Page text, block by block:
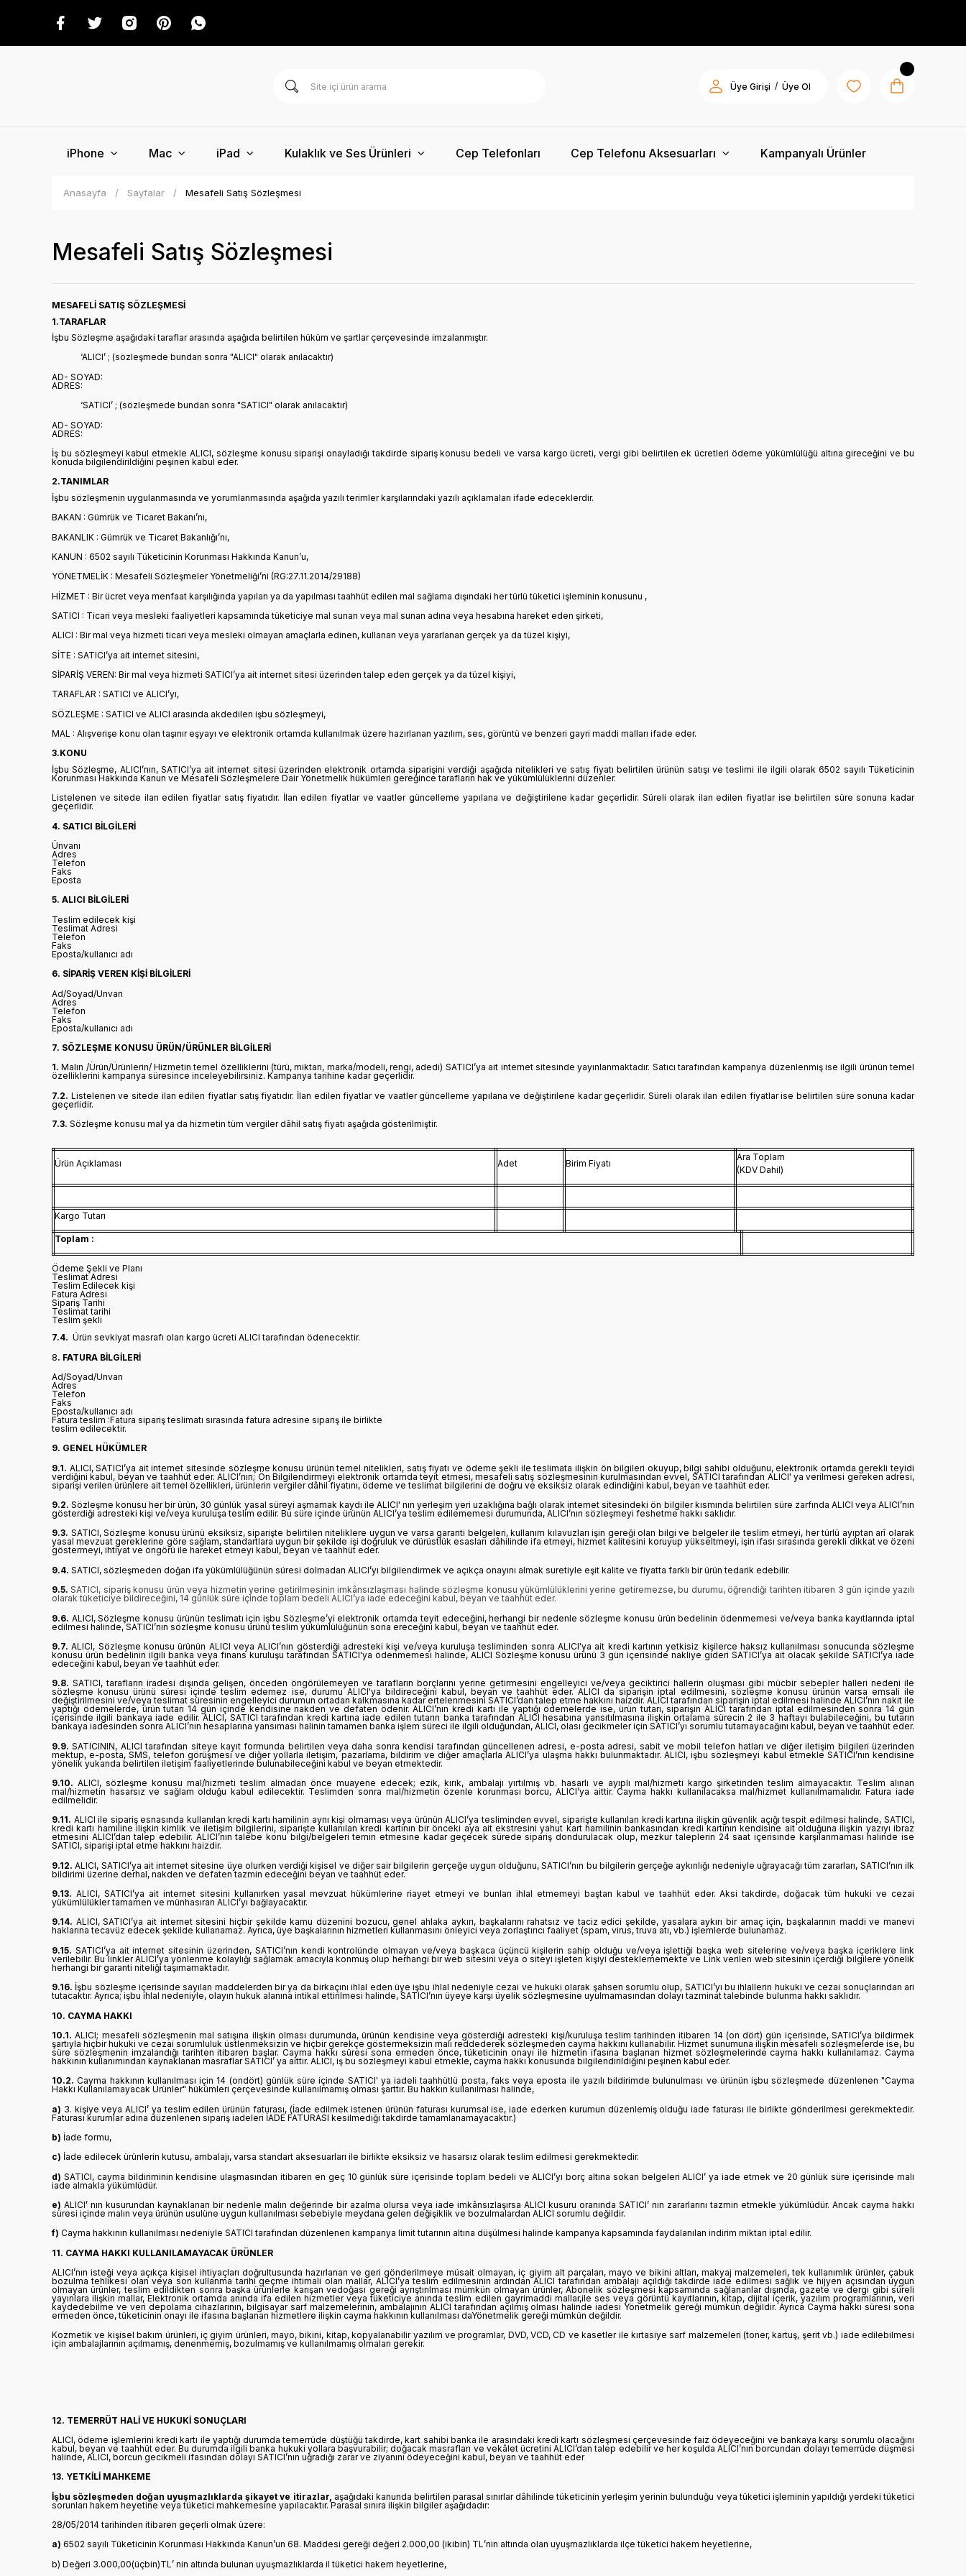
Üye Girişi / Üye Ol
iPhone Mac iPad Kulaklık ve Ses Ürünleri Cep Telefonları Cep Telefonu Aksesuarları Kampanyalı Ürünler
Anasayfa Sayfalar Mesafeli Satış Sözleşmesi
Mesafeli Satış Sözleşmesi
MESAFELİ SATIŞ SÖZLEŞMESİ
1.TARAFLAR
İşbu Sözleşme aşağıdaki taraflar arasında aşağıda belirtilen hüküm ve şartlar çerçevesinde imzalanmıştır.
‘ALICI’ ; (sözleşmede bundan sonra "ALICI" olarak anılacaktır)
AD- SOYAD:
ADRES:
‘SATICI’ ; (sözleşmede bundan sonra "SATICI" olarak anılacaktır)
AD- SOYAD:
ADRES:
İş bu sözleşmeyi kabul etmekle ALICI, sözleşme konusu siparişi onayladığı takdirde sipariş konusu bedeli ve varsa kargo ücreti, vergi gibi belirtilen ek ücretleri ödeme yükümlülüğü altına gireceğini ve bu
konuda bilgilendirildiğini peşinen kabul eder.
2.TANIMLAR
İşbu sözleşmenin uygulanmasında ve yorumlanmasında aşağıda yazılı terimler karşılarındaki yazılı açıklamaları ifade edeceklerdir.
BAKAN : Gümrük ve Ticaret Bakanı’nı,
BAKANLIK : Gümrük ve Ticaret Bakanlığı’nı,
KANUN : 6502 sayılı Tüketicinin Korunması Hakkında Kanun’u,
YÖNETMELİK : Mesafeli Sözleşmeler Yönetmeliği’ni (RG:27.11.2014/29188)
HİZMET : Bir ücret veya menfaat karşılığında yapılan ya da yapılması taahhüt edilen mal sağlama dışındaki her türlü tüketici işleminin konusunu ,
SATICI : Ticari veya mesleki faaliyetleri kapsamında tüketiciye mal sunan veya mal sunan adına veya hesabına hareket eden şirketi,
ALICI : Bir mal veya hizmeti ticari veya mesleki olmayan amaçlarla edinen, kullanan veya yararlanan gerçek ya da tüzel kişiyi,
SİTE : SATICI’ya ait internet sitesini,
SİPARİŞ VEREN: Bir mal veya hizmeti SATICI’ya ait internet sitesi üzerinden talep eden gerçek ya da tüzel kişiyi,
TARAFLAR : SATICI ve ALICI’yı,
SÖZLEŞME : SATICI ve ALICI arasında akdedilen işbu sözleşmeyi,
MAL : Alışverişe konu olan taşınır eşyayı ve elektronik ortamda kullanılmak üzere hazırlanan yazılım, ses, görüntü ve benzeri gayri maddi malları ifade eder.
3.KONU
İşbu Sözleşme, ALICI’nın, SATICI’ya ait internet sitesi üzerinden elektronik ortamda siparişini verdiği aşağıda nitelikleri ve satış fiyatı belirtilen ürünün satışı ve teslimi ile ilgili olarak 6502 sayılı Tüketicinin
Korunması Hakkında Kanun ve Mesafeli Sözleşmelere Dair Yönetmelik hükümleri gereğince tarafların hak ve yükümlülüklerini düzenler.
Listelenen ve sitede ilan edilen fiyatlar satış fiyatıdır. İlan edilen fiyatlar ve vaatler güncelleme yapılana ve değiştirilene kadar geçerlidir. Süreli olarak ilan edilen fiyatlar ise belirtilen süre sonuna kadar
geçerlidir.
4. SATICI BİLGİLERİ
Ünvanı
Adres
Telefon
Faks
Eposta
5. ALICI BİLGİLERİ
Teslim edilecek kişi
Teslimat Adresi
Telefon
Faks
Eposta/kullanıcı adı
6. SİPARİŞ VEREN KİŞİ BİLGİLERİ
Ad/Soyad/Unvan
Adres
Telefon
Faks
Eposta/kullanıcı adı
7. SÖZLEŞME KONUSU ÜRÜN/ÜRÜNLER BİLGİLERİ
1. Malın /Ürün/Ürünlerin/ Hizmetin temel özelliklerini (türü, miktarı, marka/modeli, rengi, adedi) SATICI’ya ait internet sitesinde yayınlanmaktadır. Satıcı tarafından kampanya düzenlenmiş ise ilgili ürünün temel
özelliklerini kampanya süresince inceleyebilirsiniz. Kampanya tarihine kadar geçerlidir.
7.2. Listelenen ve sitede ilan edilen fiyatlar satış fiyatıdır. İlan edilen fiyatlar ve vaatler güncelleme yapılana ve değiştirilene kadar geçerlidir. Süreli olarak ilan edilen fiyatlar ise belirtilen süre sonuna kadar
geçerlidir.
7.3. Sözleşme konusu mal ya da hizmetin tüm vergiler dâhil satış fiyatı aşağıda gösterilmiştir.
Ürün Açıklaması Adet Birim Fiyatı
Ara Toplam
(KDV Dahil)
Kargo Tutarı
Toplam :
Ödeme Şekli ve Planı
Teslimat Adresi
Teslim Edilecek kişi
Fatura Adresi
Sipariş Tarihi
Teslimat tarihi
Teslim şekli
7.4. Ürün sevkiyat masrafı olan kargo ücreti ALICI tarafından ödenecektir.
8. FATURA BİLGİLERİ
Ad/Soyad/Unvan
Adres
Telefon
Faks
Eposta/kullanıcı adı
Fatura teslim :Fatura sipariş teslimatı sırasında fatura adresine sipariş ile birlikte
teslim edilecektir.
9. GENEL HÜKÜMLER
9.1. ALICI, SATICI’ya ait internet sitesinde sözleşme konusu ürünün temel nitelikleri, satış fiyatı ve ödeme şekli ile teslimata ilişkin ön bilgileri okuyup, bilgi sahibi olduğunu, elektronik ortamda gerekli teyidi
verdiğini kabul, beyan ve taahhüt eder. ALICI’nın; Ön Bilgilendirmeyi elektronik ortamda teyit etmesi, mesafeli satış sözleşmesinin kurulmasından evvel, SATICI tarafından ALICI' ya verilmesi gereken adresi,
siparişi verilen ürünlere ait temel özellikleri, ürünlerin vergiler dâhil fiyatını, ödeme ve teslimat bilgilerini de doğru ve eksiksiz olarak edindiğini kabul, beyan ve taahhüt eder.
9.2. Sözleşme konusu her bir ürün, 30 günlük yasal süreyi aşmamak kaydı ile ALICI' nın yerleşim yeri uzaklığına bağlı olarak internet sitesindeki ön bilgiler kısmında belirtilen süre zarfında ALICI veya ALICI’nın
gösterdiği adresteki kişi ve/veya kuruluşa teslim edilir. Bu süre içinde ürünün ALICI’ya teslim edilememesi durumunda, ALICI’nın sözleşmeyi feshetme hakkı saklıdır.
9.3. SATICI, Sözleşme konusu ürünü eksiksiz, siparişte belirtilen niteliklere uygun ve varsa garanti belgeleri, kullanım kılavuzları işin gereği olan bilgi ve belgeler ile teslim etmeyi, her türlü ayıptan arî olarak
yasal mevzuat gereklerine göre sağlam, standartlara uygun bir şekilde işi doğruluk ve dürüstlük esasları dâhilinde ifa etmeyi, hizmet kalitesini koruyup yükseltmeyi, işin ifası sırasında gerekli dikkat ve özeni
göstermeyi, ihtiyat ve öngörü ile hareket etmeyi kabul, beyan ve taahhüt eder.
9.4. SATICI, sözleşmeden doğan ifa yükümlülüğünün süresi dolmadan ALICI’yı bilgilendirmek ve açıkça onayını almak suretiyle eşit kalite ve fiyatta farklı bir ürün tedarik edebilir.
9.5. SATICI, sipariş konusu ürün veya hizmetin yerine getirilmesinin imkânsızlaşması halinde sözleşme konusu yükümlülüklerini yerine getiremezse, bu durumu, öğrendiği tarihten itibaren 3 gün içinde yazılı
olarak tüketiciye bildireceğini, 14 günlük süre içinde toplam bedeli ALICI’ya iade edeceğini kabul, beyan ve taahhüt eder.
9.6. ALICI, Sözleşme konusu ürünün teslimatı için işbu Sözleşme’yi elektronik ortamda teyit edeceğini, herhangi bir nedenle sözleşme konusu ürün bedelinin ödenmemesi ve/veya banka kayıtlarında iptal
edilmesi halinde, SATICI’nın sözleşme konusu ürünü teslim yükümlülüğünün sona ereceğini kabul, beyan ve taahhüt eder.
9.7. ALICI, Sözleşme konusu ürünün ALICI veya ALICI’nın gösterdiği adresteki kişi ve/veya kuruluşa tesliminden sonra ALICI'ya ait kredi kartının yetkisiz kişilerce haksız kullanılması sonucunda sözleşme
konusu ürün bedelinin ilgili banka veya finans kuruluşu tarafından SATICI'ya ödenmemesi halinde, ALICI Sözleşme konusu ürünü 3 gün içerisinde nakliye gideri SATICI’ya ait olacak şekilde SATICI’ya iade
edeceğini kabul, beyan ve taahhüt eder.
9.8. SATICI, tarafların iradesi dışında gelişen, önceden öngörülemeyen ve tarafların borçlarını yerine getirmesini engelleyici ve/veya geciktirici hallerin oluşması gibi mücbir sebepler halleri nedeni ile
sözleşme konusu ürünü süresi içinde teslim edemez ise, durumu ALICI'ya bildireceğini kabul, beyan ve taahhüt eder. ALICI da siparişin iptal edilmesini, sözleşme konusu ürünün varsa emsali ile
değiştirilmesini ve/veya teslimat süresinin engelleyici durumun ortadan kalkmasına kadar ertelenmesini SATICI’dan talep etme hakkını haizdir. ALICI tarafından siparişin iptal edilmesi halinde ALICI’nın nakit ile
yaptığı ödemelerde, ürün tutarı 14 gün içinde kendisine nakden ve defaten ödenir. ALICI’nın kredi kartı ile yaptığı ödemelerde ise, ürün tutarı, siparişin ALICI tarafından iptal edilmesinden sonra 14 gün
içerisinde ilgili bankaya iade edilir. ALICI, SATICI tarafından kredi kartına iade edilen tutarın banka tarafından ALICI hesabına yansıtılmasına ilişkin ortalama sürecin 2 ile 3 haftayı bulabileceğini, bu tutarın
bankaya iadesinden sonra ALICI’nın hesaplarına yansıması halinin tamamen banka işlem süreci ile ilgili olduğundan, ALICI, olası gecikmeler için SATICI’yı sorumlu tutamayacağını kabul, beyan ve taahhüt eder.
9.9. SATICININ, ALICI tarafından siteye kayıt formunda belirtilen veya daha sonra kendisi tarafından güncellenen adresi, e-posta adresi, sabit ve mobil telefon hatları ve diğer iletişim bilgileri üzerinden
mektup, e-posta, SMS, telefon görüşmesi ve diğer yollarla iletişim, pazarlama, bildirim ve diğer amaçlarla ALICI’ya ulaşma hakkı bulunmaktadır. ALICI, işbu sözleşmeyi kabul etmekle SATICI’nın kendisine
yönelik yukarıda belirtilen iletişim faaliyetlerinde bulunabileceğini kabul ve beyan etmektedir.
9.10. ALICI, sözleşme konusu mal/hizmeti teslim almadan önce muayene edecek; ezik, kırık, ambalajı yırtılmış vb. hasarlı ve ayıplı mal/hizmeti kargo şirketinden teslim almayacaktır. Teslim alınan
mal/hizmetin hasarsız ve sağlam olduğu kabul edilecektir. Teslimden sonra mal/hizmetin özenle korunması borcu, ALICI’ya aittir. Cayma hakkı kullanılacaksa mal/hizmet kullanılmamalıdır. Fatura iade
edilmelidir.
9.11. ALICI ile sipariş esnasında kullanılan kredi kartı hamilinin aynı kişi olmaması veya ürünün ALICI’ya tesliminden evvel, siparişte kullanılan kredi kartına ilişkin güvenlik açığı tespit edilmesi halinde, SATICI,
kredi kartı hamiline ilişkin kimlik ve iletişim bilgilerini, siparişte kullanılan kredi kartının bir önceki aya ait ekstresini yahut kart hamilinin bankasından kredi kartının kendisine ait olduğuna ilişkin yazıyı ibraz
etmesini ALICI’dan talep edebilir. ALICI’nın talebe konu bilgi/belgeleri temin etmesine kadar geçecek sürede sipariş dondurulacak olup, mezkur taleplerin 24 saat içerisinde karşılanmaması halinde ise
SATICI, siparişi iptal etme hakkını haizdir.
9.12. ALICI, SATICI’ya ait internet sitesine üye olurken verdiği kişisel ve diğer sair bilgilerin gerçeğe uygun olduğunu, SATICI’nın bu bilgilerin gerçeğe aykırılığı nedeniyle uğrayacağı tüm zararları, SATICI’nın ilk
bildirimi üzerine derhal, nakden ve defaten tazmin edeceğini beyan ve taahhüt eder.
9.13. ALICI, SATICI’ya ait internet sitesini kullanırken yasal mevzuat hükümlerine riayet etmeyi ve bunları ihlal etmemeyi baştan kabul ve taahhüt eder. Aksi takdirde, doğacak tüm hukuki ve cezai
yükümlülükler tamamen ve münhasıran ALICI’yı bağlayacaktır.
9.14. ALICI, SATICI’ya ait internet sitesini hiçbir şekilde kamu düzenini bozucu, genel ahlaka aykırı, başkalarını rahatsız ve taciz edici şekilde, yasalara aykırı bir amaç için, başkalarının maddi ve manevi
haklarına tecavüz edecek şekilde kullanamaz. Ayrıca, üye başkalarının hizmetleri kullanmasını önleyici veya zorlaştırıcı faaliyet (spam, virus, truva atı, vb.) işlemlerde bulunamaz.
9.15. SATICI’ya ait internet sitesinin üzerinden, SATICI’nın kendi kontrolünde olmayan ve/veya başkaca üçüncü kişilerin sahip olduğu ve/veya işlettiği başka web sitelerine ve/veya başka içeriklere link
verilebilir. Bu linkler ALICI’ya yönlenme kolaylığı sağlamak amacıyla konmuş olup herhangi bir web sitesini veya o siteyi işleten kişiyi desteklememekte ve Link verilen web sitesinin içerdiği bilgilere yönelik
herhangi bir garanti niteliği taşımamaktadır.
9.16. İşbu sözleşme içerisinde sayılan maddelerden bir ya da birkaçını ihlal eden üye işbu ihlal nedeniyle cezai ve hukuki olarak şahsen sorumlu olup, SATICI’yı bu ihlallerin hukuki ve cezai sonuçlarından ari
tutacaktır. Ayrıca; işbu ihlal nedeniyle, olayın hukuk alanına intikal ettirilmesi halinde, SATICI’nın üyeye karşı üyelik sözleşmesine uyulmamasından dolayı tazminat talebinde bulunma hakkı saklıdır.
10. CAYMA HAKKI
10.1. ALICI; mesafeli sözleşmenin mal satışına ilişkin olması durumunda, ürünün kendisine veya gösterdiği adresteki kişi/kuruluşa teslim tarihinden itibaren 14 (on dört) gün içerisinde, SATICI’ya bildirmek
şartıyla hiçbir hukuki ve cezai sorumluluk üstlenmeksizin ve hiçbir gerekçe göstermeksizin malı reddederek sözleşmeden cayma hakkını kullanabilir. Hizmet sunumuna ilişkin mesafeli sözleşmelerde ise, bu
süre sözleşmenin imzalandığı tarihten itibaren başlar. Cayma hakkı süresi sona ermeden önce, tüketicinin onayı ile hizmetin ifasına başlanan hizmet sözleşmelerinde cayma hakkı kullanılamaz. Cayma
hakkının kullanımından kaynaklanan masraflar SATICI’ ya aittir. ALICI, iş bu sözleşmeyi kabul etmekle, cayma hakkı konusunda bilgilendirildiğini peşinen kabul eder.
10.2. Cayma hakkının kullanılması için 14 (ondört) günlük süre içinde SATICI' ya iadeli taahhütlü posta, faks veya eposta ile yazılı bildirimde bulunulması ve ürünün işbu sözleşmede düzenlenen "Cayma
Hakkı Kullanılamayacak Ürünler" hükümleri çerçevesinde kullanılmamış olması şarttır. Bu hakkın kullanılması halinde,
a) 3. kişiye veya ALICI’ ya teslim edilen ürünün faturası, (İade edilmek istenen ürünün faturası kurumsal ise, iade ederken kurumun düzenlemiş olduğu iade faturası ile birlikte gönderilmesi gerekmektedir.
Faturası kurumlar adına düzenlenen sipariş iadeleri İADE FATURASI kesilmediği takdirde tamamlanamayacaktır.)
b) İade formu,
c) İade edilecek ürünlerin kutusu, ambalajı, varsa standart aksesuarları ile birlikte eksiksiz ve hasarsız olarak teslim edilmesi gerekmektedir.
d) SATICI, cayma bildiriminin kendisine ulaşmasından itibaren en geç 10 günlük süre içerisinde toplam bedeli ve ALICI’yı borç altına sokan belgeleri ALICI’ ya iade etmek ve 20 günlük süre içerisinde malı
iade almakla yükümlüdür.
e) ALICI’ nın kusurundan kaynaklanan bir nedenle malın değerinde bir azalma olursa veya iade imkânsızlaşırsa ALICI kusuru oranında SATICI’ nın zararlarını tazmin etmekle yükümlüdür. Ancak cayma hakkı
süresi içinde malın veya ürünün usulüne uygun kullanılması sebebiyle meydana gelen değişiklik ve bozulmalardan ALICI sorumlu değildir.
f) Cayma hakkının kullanılması nedeniyle SATICI tarafından düzenlenen kampanya limit tutarının altına düşülmesi halinde kampanya kapsamında faydalanılan indirim miktarı iptal edilir.
11. CAYMA HAKKI KULLANILAMAYACAK ÜRÜNLER
ALICI’nın isteği veya açıkça kişisel ihtiyaçları doğrultusunda hazırlanan ve geri gönderilmeye müsait olmayan, iç giyim alt parçaları, mayo ve bikini altları, makyaj malzemeleri, tek kullanımlık ürünler, çabuk
bozulma tehlikesi olan veya son kullanma tarihi geçme ihtimali olan mallar, ALICI’ya teslim edilmesinin ardından ALICI tarafından ambalajı açıldığı takdirde iade edilmesi sağlık ve hijyen açısından uygun
olmayan ürünler, teslim edildikten sonra başka ürünlerle karışan vedoğası gereği ayrıştırılması mümkün olmayan ürünler, Abonelik sözleşmesi kapsamında sağlananlar dışında, gazete ve dergi gibi süreli
yayınlara ilişkin mallar, Elektronik ortamda anında ifa edilen hizmetler veya tüketiciye anında teslim edilen gayrimaddi mallar,ile ses veya görüntü kayıtlarının, kitap, dijital içerik, yazılım programlarının, veri
kaydedebilme ve veri depolama cihazlarının, bilgisayar sarf malzemelerinin, ambalajının ALICI tarafından açılmış olması halinde iadesi Yönetmelik gereği mümkün değildir. Ayrıca Cayma hakkı süresi sona
ermeden önce, tüketicinin onayı ile ifasına başlanan hizmetlere ilişkin cayma hakkının kullanılması daYönetmelik gereği mümkün değildir.
Kozmetik ve kişisel bakım ürünleri, iç giyim ürünleri, mayo, bikini, kitap, kopyalanabilir yazılım ve programlar, DVD, VCD, CD ve kasetler ile kırtasiye sarf malzemeleri (toner, kartuş, şerit vb.) iade edilebilmesi
için ambalajlarının açılmamış, denenmemiş, bozulmamış ve kullanılmamış olmaları gerekir.
12. TEMERRÜT HALİ VE HUKUKİ SONUÇLARI
ALICI, ödeme işlemlerini kredi kartı ile yaptığı durumda temerrüde düştüğü takdirde, kart sahibi banka ile arasındaki kredi kartı sözleşmesi çerçevesinde faiz ödeyeceğini ve bankaya karşı sorumlu olacağını
kabul, beyan ve taahhüt eder. Bu durumda ilgili banka hukuki yollara başvurabilir; doğacak masrafları ve vekâlet ücretini ALICI’dan talep edebilir ve her koşulda ALICI’nın borcundan dolayı temerrüde düşmesi
halinde, ALICI, borcun gecikmeli ifasından dolayı SATICI’nın uğradığı zarar ve ziyanını ödeyeceğini kabul, beyan ve taahhüt eder
13. YETKİLİ MAHKEME
İşbu sözleşmeden doğan uyuşmazlıklarda şikayet ve itirazlar, aşağıdaki kanunda belirtilen parasal sınırlar dâhilinde tüketicinin yerleşim yerinin bulunduğu veya tüketici işleminin yapıldığı yerdeki tüketici
sorunları hakem heyetine veya tüketici mahkemesine yapılacaktır. Parasal sınıra ilişkin bilgiler aşağıdadır:
28/05/2014 tarihinden itibaren geçerli olmak üzere:
a) 6502 sayılı Tüketicinin Korunması Hakkında Kanun’un 68. Maddesi gereği değeri 2.000,00 (ikibin) TL’nin altında olan uyuşmazlıklarda ilçe tüketici hakem heyetlerine,
b) Değeri 3.000,00(üçbin)TL’ nin altında bulunan uyuşmazlıklarda il tüketici hakem heyetlerine,